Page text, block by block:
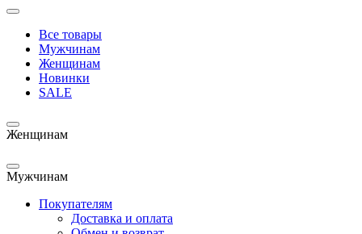
Все товары
Мужчинам
Женщинам
Новинки
SALE
Женщинам
Мужчинам
Покупателям
Доставка и оплата